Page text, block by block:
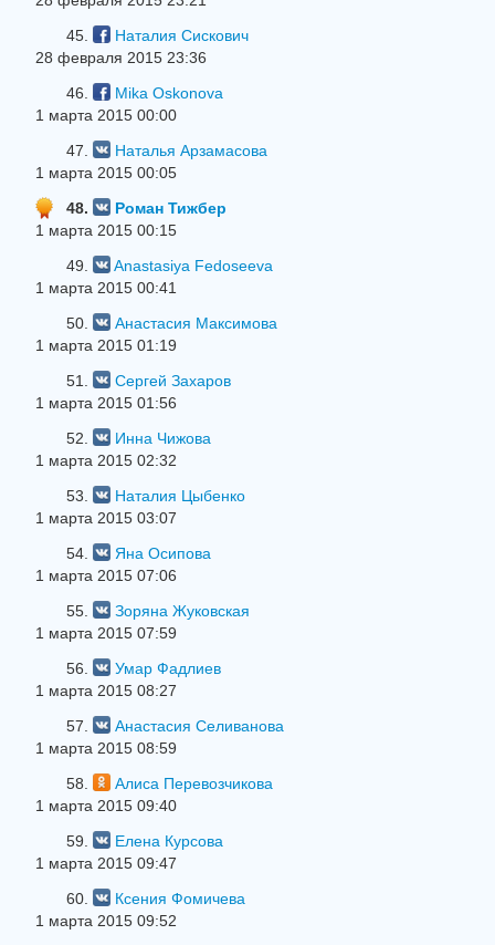
45.
Наталия Сискович
28 февраля 2015 23:36
46.
Mika Oskonova
1 марта 2015 00:00
47.
Наталья Арзамасова
1 марта 2015 00:05
48.
Роман Тижбер
1 марта 2015 00:15
49.
Anastasiya Fedoseeva
1 марта 2015 00:41
50.
Анастасия Максимова
1 марта 2015 01:19
51.
Сергей Захаров
1 марта 2015 01:56
52.
Инна Чижова
1 марта 2015 02:32
53.
Наталия Цыбенко
1 марта 2015 03:07
54.
Яна Осипова
1 марта 2015 07:06
55.
Зоряна Жуковская
1 марта 2015 07:59
56.
Умар Фадлиев
1 марта 2015 08:27
57.
Анастасия Селиванова
1 марта 2015 08:59
58.
Алиса Перевозчикова
1 марта 2015 09:40
59.
Елена Курсова
1 марта 2015 09:47
60.
Ксения Фомичева
1 марта 2015 09:52